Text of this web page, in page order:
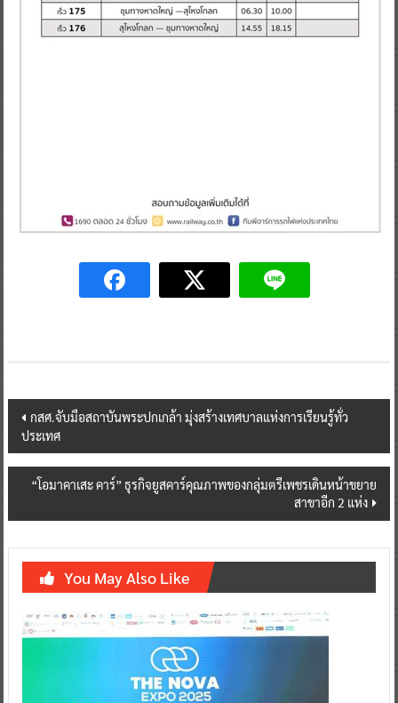
Post
navigation
กสศ.จับมือสถาบันพระปกเกล้า มุ่งสร้างเทศบาลแห่งการเรียนรู้ทั่ว
ประเทศ
“โอมาคาเสะ คาร์” ธุรกิจยูสคาร์คุณภาพของกลุ่มตรีเพชรเดินหน้าขยาย
สาขาอีก 2 แห่ง
You May Also Like